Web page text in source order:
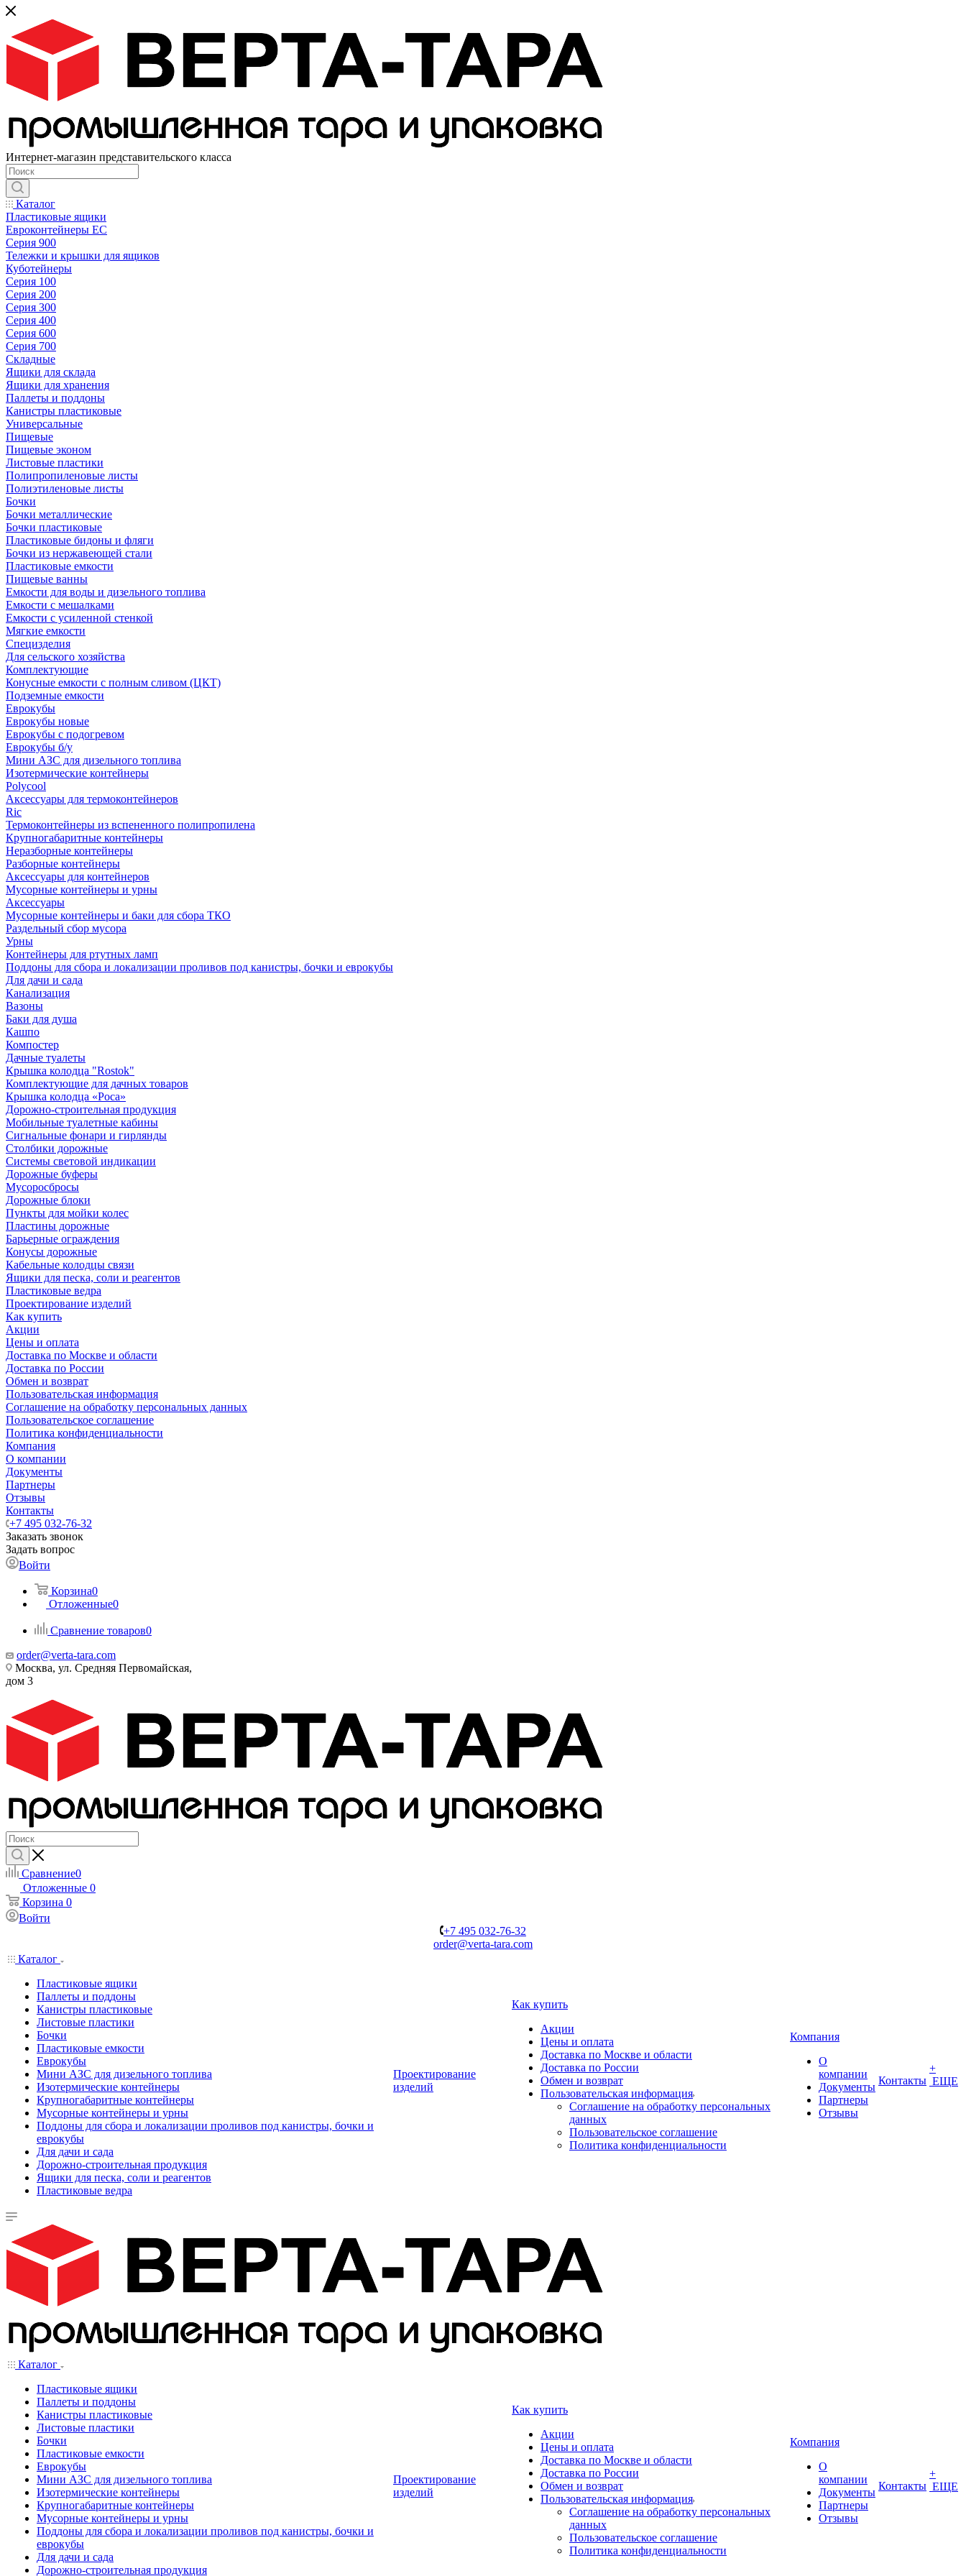
Интернет-магазин представительского класса
Каталог
Пластиковые ящики
Евроконтейнеры ЕС
Серия 900
Тележки и крышки для ящиков
Куботейнеры
Серия 100
Серия 200
Серия 300
Серия 400
Серия 600
Серия 700
Складные
Ящики для склада
Ящики для хранения
Паллеты и поддоны
Канистры пластиковые
Универсальные
Пищевые
Пищевые эконом
Листовые пластики
Полипропиленовые листы
Полиэтиленовые листы
Бочки
Бочки металлические
Бочки пластиковые
Пластиковые бидоны и фляги
Бочки из нержавеющей стали
Пластиковые емкости
Пищевые ванны
Емкости для воды и дизельного топлива
Емкости с мешалками
Емкости с усиленной стенкой
Мягкие емкости
Специзделия
Для сельского хозяйства
Комплектующие
Конусные емкости с полным сливом (ЦКТ)
Подземные емкости
Еврокубы
Еврокубы новые
Еврокубы с подогревом
Еврокубы б/у
Мини АЗС для дизельного топлива
Изотермические контейнеры
Polycool
Аксессуары для термоконтейнеров
Ric
Термоконтейнеры из вспененного полипропилена
Крупногабаритные контейнеры
Неразборные контейнеры
Разборные контейнеры
Аксессуары для контейнеров
Мусорные контейнеры и урны
Аксессуары
Мусорные контейнеры и баки для сбора ТКО
Раздельный сбор мусора
Урны
Контейнеры для ртутных ламп
Поддоны для сбора и локализации проливов под канистры, бочки и еврокубы
Для дачи и сада
Канализация
Вазоны
Баки для душа
Кашпо
Компостер
Дачные туалеты
Крышка колодца "Rostok"
Комплектующие для дачных товаров
Крышка колодца «Роса»
Дорожно-строительная продукция
Мобильные туалетные кабины
Сигнальные фонари и гирлянды
Столбики дорожные
Системы световой индикации
Дорожные буферы
Мусоросбросы
Дорожные блоки
Пункты для мойки колес
Пластины дорожные
Барьерные ограждения
Конусы дорожные
Кабельные колодцы связи
Ящики для песка, соли и реагентов
Пластиковые ведра
Проектирование изделий
Как купить
Акции
Цены и оплата
Доставка по Москве и области
Доставка по России
Обмен и возврат
Пользовательская информация
Соглашение на обработку персональных данных
Пользовательское соглашение
Политика конфиденциальности
Компания
О компании
Документы
Партнеры
Отзывы
Контакты
+7 495 032-76-32
Заказать звонок
Задать вопрос
Войти
Корзина0
Отложенные0
Сравнение товаров0
order@verta-tara.com
Москва, ул. Средняя Первомайская,
дом 3
Сравнение0
Отложенные 0
Корзина 0
Войти
+7 495 032-76-32
order@verta-tara.com
Каталог
Пластиковые ящики
Паллеты и поддоны
Канистры пластиковые
Листовые пластики
Бочки
Пластиковые емкости
Еврокубы
Мини АЗС для дизельного топлива
Изотермические контейнеры
Крупногабаритные контейнеры
Мусорные контейнеры и урны
Поддоны для сбора и локализации проливов под канистры, бочки и
еврокубы
Для дачи и сада
Дорожно-строительная продукция
Ящики для песка, соли и реагентов
Пластиковые ведра
Проектирование
изделий
Как купить
Акции
Цены и оплата
Доставка по Москве и области
Доставка по России
Обмен и возврат
Пользовательская информация
Соглашение на обработку персональных
данных
Пользовательское соглашение
Политика конфиденциальности
Компания
О
компании
Документы
Партнеры
Отзывы
Контакты
+
ЕЩЕ
Каталог
Пластиковые ящики
Паллеты и поддоны
Канистры пластиковые
Листовые пластики
Бочки
Пластиковые емкости
Еврокубы
Мини АЗС для дизельного топлива
Изотермические контейнеры
Крупногабаритные контейнеры
Мусорные контейнеры и урны
Поддоны для сбора и локализации проливов под канистры, бочки и
еврокубы
Для дачи и сада
Дорожно-строительная продукция
Проектирование
изделий
Как купить
Акции
Цены и оплата
Доставка по Москве и области
Доставка по России
Обмен и возврат
Пользовательская информация
Соглашение на обработку персональных
данных
Пользовательское соглашение
Политика конфиденциальности
Компания
О
компании
Документы
Партнеры
Отзывы
Контакты
+
ЕЩЕ